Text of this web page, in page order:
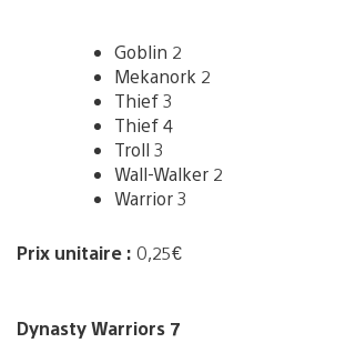
Goblin 2
Mekanork 2
Thief 3
Thief 4
Troll 3
Wall-Walker 2
Warrior 3
Prix unitaire : 0,25€
Dynasty Warriors 7